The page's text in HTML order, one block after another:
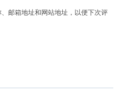
邮箱地址和网站地址，以便下次评